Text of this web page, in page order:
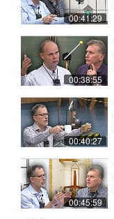
00:41:29
00:38:55
00:40:27
00:45:59